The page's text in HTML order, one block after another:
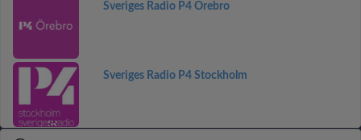
Sveriges Radio P4 Örebro
Sveriges Radio P4 Stockholm